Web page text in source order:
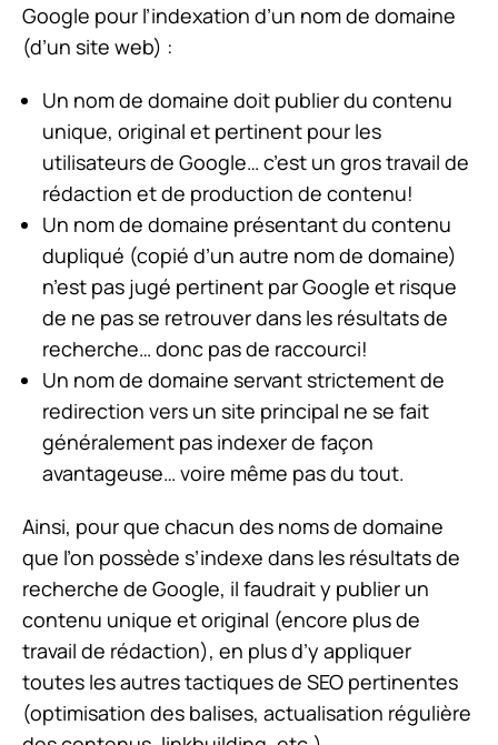
Google pour l’indexation d’un nom de domaine
(d’un site web) :
Un nom de domaine doit publier du contenu
unique, original et pertinent pour les
utilisateurs de Google… c’est un gros travail de
rédaction et de production de contenu!
Un nom de domaine présentant du contenu
dupliqué (copié d’un autre nom de domaine)
n’est pas jugé pertinent par Google et risque
de ne pas se retrouver dans les résultats de
recherche… donc pas de raccourci!
Un nom de domaine servant strictement de
redirection vers un site principal ne se fait
généralement pas indexer de façon
avantageuse… voire même pas du tout.
Ainsi, pour que chacun des noms de domaine
que l’on possède s’indexe dans les résultats de
recherche de Google, il faudrait y publier un
contenu unique et original (encore plus de
travail de rédaction), en plus d’y appliquer
toutes les autres tactiques de SEO pertinentes
(optimisation des balises, actualisation régulière